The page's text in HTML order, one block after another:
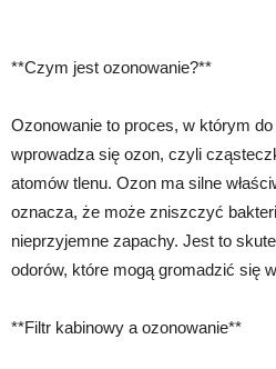
**Czym jest ozonowanie?**
Ozonowanie to proces, w którym
wprowadza się ozon, czyli
atomów tlenu. Ozon ma silne
oznacza, że może zniszczyć
nieprzyjemne zapachy. Jest to
odorów, które mogą gromadzić się
**Filtr kabinowy a ozonowanie**